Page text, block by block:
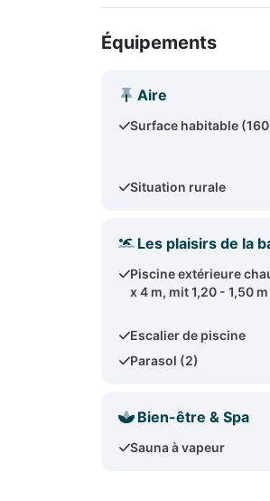
Équipements
Aire
Surface habitable (160
Situation rurale
Les plaisirs de la
Piscine extérieure
x 4 m, mit 1,20 - 1,50
Escalier de piscine
Parasol (2)
Bien-être & Spa
Sauna à vapeur